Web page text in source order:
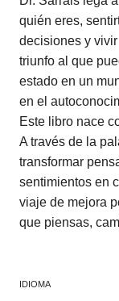
quién eres,
decisiones y
triunfo al que
estado en un
en el
Este libro nace
A través de la
transformar
sentimientos en
viaje de mejora
que piensas,
IDIOMA